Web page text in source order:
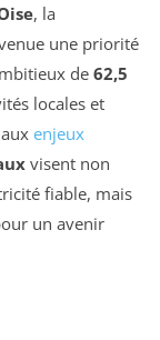
, la
une priorité
de 62,5
locales et
enjeux
visent non
fiable, mais
un avenir